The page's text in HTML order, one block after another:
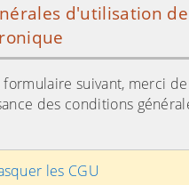
d'utilisation
suivant, merci
des conditions
les CGU